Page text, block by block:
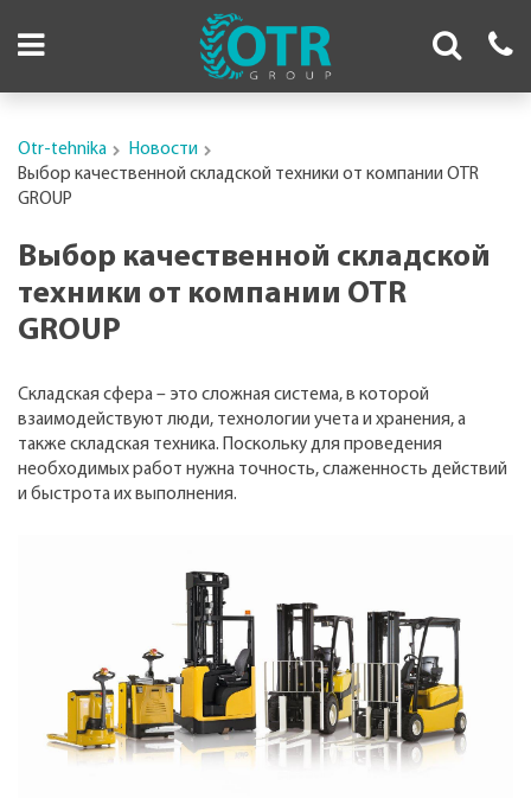
Otr-tehnika
Новости
Выбор качественной складской техники от компании OTR
GROUP
Выбор качественной складской
техники от компании OTR
GROUP
Складская сфера – это сложная система, в которой
взаимодействуют люди, технологии учета и хранения, а
также складская техника. Поскольку для проведения
необходимых работ нужна точность, слаженность действий
и быстрота их выполнения.